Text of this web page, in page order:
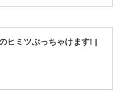
ロレーヌ岩塩使用～」
人、不合格：0人)
よろしく
#ジョブチュ
ヒミツぶっちゃけます! |